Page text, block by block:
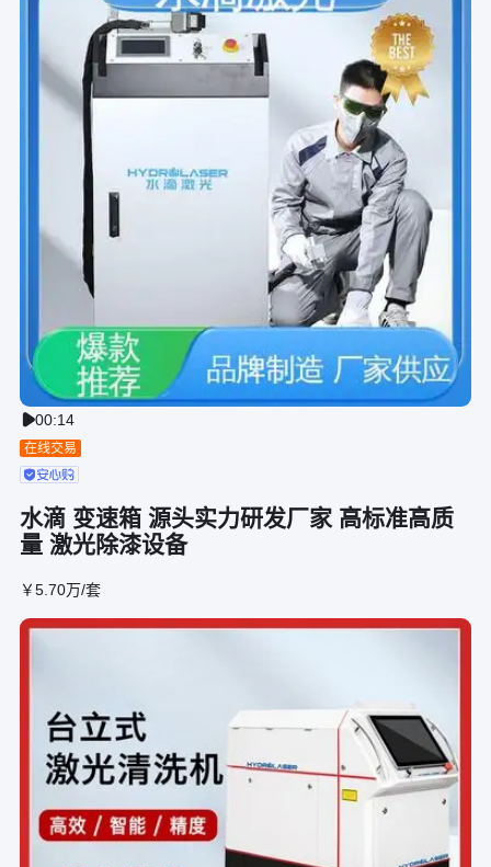
00:14
在线交易
水滴 变速箱 源头实力研发厂家 高标准高质
量 激光除漆设备
￥5 .70万/套